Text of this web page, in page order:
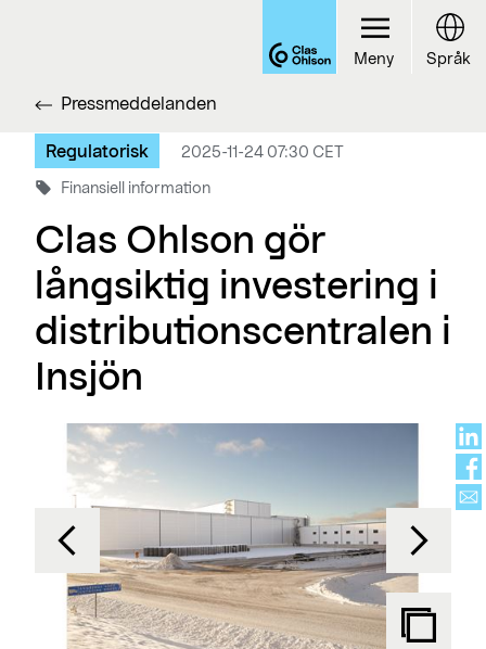
Pressmeddelanden
Regulatorisk
2025-11-24 07:30 CET
Finansiell information
Clas Ohlson gör
långsiktig investering i
distributionscentralen i
Insjön
Meny Språk